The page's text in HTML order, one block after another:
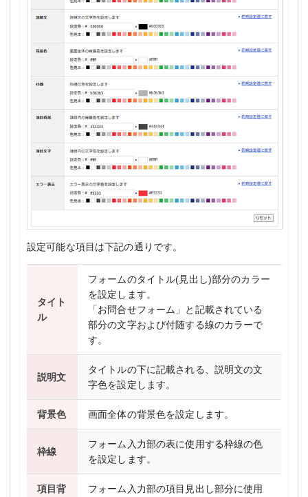
設定可能な項目は下記の通りです。
タイト
ル
フォームのタイトル(見出し)部分のカラー
を設定します。
「お問合せフォーム」と記載されている
部分の文字および付随する線のカラーで
す。
説明文
タイトルの下に記載される、説明文の文
字色を設定します。
背景色 画面全体の背景色を設定します。
枠線
フォーム入力部の表に使用する枠線の色
を設定します。
項目背
フォーム入力部の項目見出し部分に使用